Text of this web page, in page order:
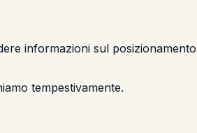
informazioni sul
tempestivamente.